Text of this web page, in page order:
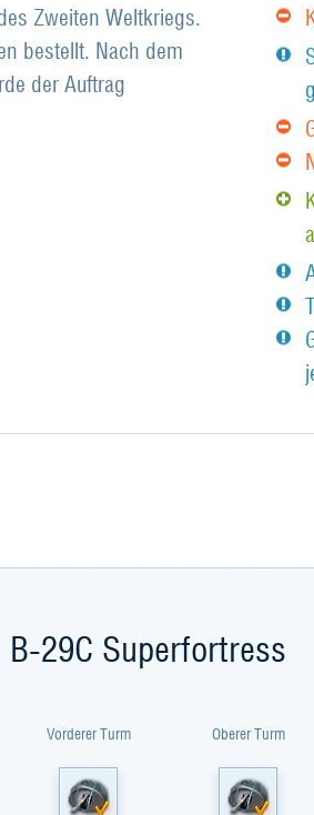
Zweiten Weltkriegs.
bestellt. Nach dem
der Auftrag
29C Superfortress
Vorderer Turm Oberer Turm